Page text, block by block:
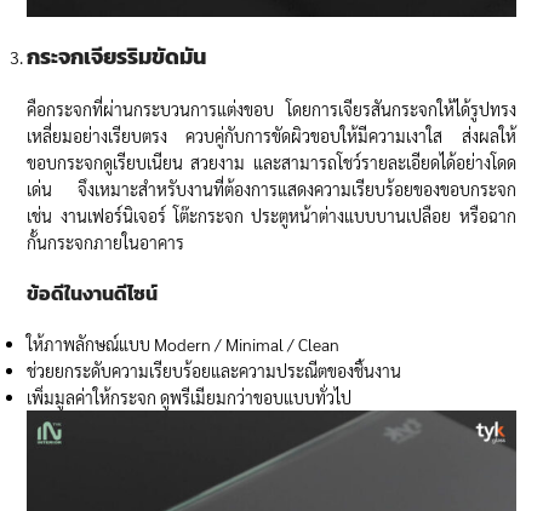
กระจกเจียรริมขัดมัน
คือกระจกที่ผ่านกระบวนการแต่งขอบ โดยการเจียรสันกระจกให้ได้รูปทรง
เหลี่ยมอย่างเรียบตรง ควบคู่กับการขัดผิวขอบให้มีความเงาใส ส่งผลให้
ขอบกระจกดูเรียบเนียน สวยงาม และสามารถโชว์รายละเอียดได้อย่างโดด
เด่น จึงเหมาะสำหรับงานที่ต้องการแสดงความเรียบร้อยของขอบกระจก
เช่น งานเฟอร์นิเจอร์ โต๊ะกระจก ประตูหน้าต่างแบบบานเปลือย หรือฉาก
กั้นกระจกภายในอาคาร
ข้อดีในงานดีไซน์
ให้ภาพลักษณ์แบบ Modern / Minimal / Clean
ช่วยยกระดับความเรียบร้อยและความประณีตของชิ้นงาน
เพิ่มมูลค่าให้กระจก ดูพรีเมียมกว่าขอบแบบทั่วไป